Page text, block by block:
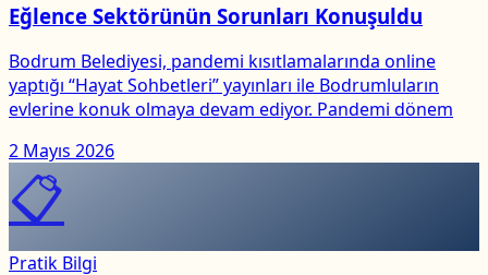
Eğlence Sektörünün Sorunları Konuşuldu
Bodrum Belediyesi, pandemi kısıtlamalarında online
yaptığı “Hayat Sohbetleri” yayınları ile Bodrumluların
evlerine konuk olmaya devam ediyor. Pandemi dönem
2 Mayıs 2026
📋
Pratik Bilgi